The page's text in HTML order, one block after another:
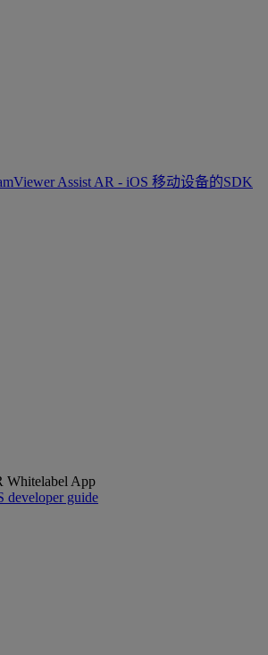
Assist AR - iOS 移动设备的SDK
Whitelabel App
developer guide